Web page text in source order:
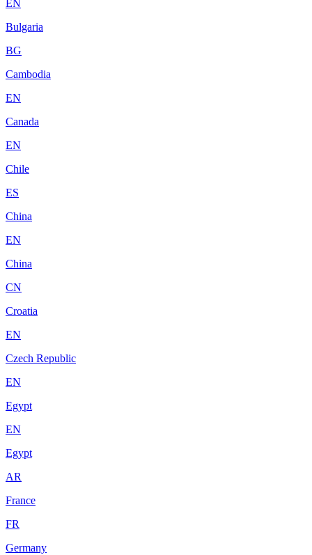
EN
Bulgaria
BG
Cambodia
EN
Canada
EN
Chile
ES
China
EN
China
CN
Croatia
EN
Czech Republic
EN
Egypt
EN
Egypt
AR
France
FR
Germany